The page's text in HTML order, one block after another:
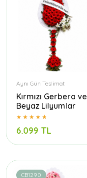
Aynı Gün Teslimat
Kırmızı Gerbera ve
Beyaz Lilyumlar
6.099 TL
CB1290